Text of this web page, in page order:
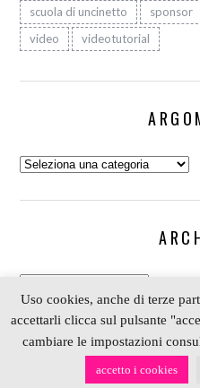
scuola di uncinetto
sponsor
video
videotutorial
Argomenti:
Archivio
COPYRIGHT 2006-2023
PARTNER
Uso cookies, anche di terze
accettarli clicca sul pulsante
cambiare le impostazioni
accetto i cookies